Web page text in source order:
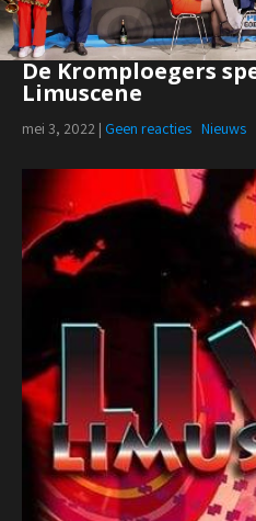
De Kromploegers
Limuscene
mei 3, 2022 | Geen reacties Nieuws